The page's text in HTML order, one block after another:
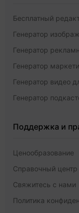
Бесплатный
Генератор
Генератор
Генератор
Генератор видео
Генератор
Поддержка и
Ценообразование
Справочный центр
Свяжитесь с нами
Политика